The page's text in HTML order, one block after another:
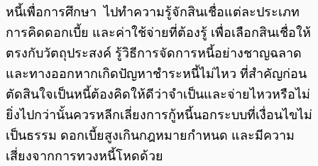
หนี้เพื่อการศึกษา ไปทำความรู้จักสินเชื่อแต่ละประเภท
การคิดดอกเบี้ย และค่าใช้จ่ายที่ต้องรู้ เพื่อเลือกสินเชื่อให้
ตรงกับวัตถุประสงค์ รู้วิธีการจัดการหนี้อย่างชาญฉลาด
และทางออกหากเกิดปัญหาชำระหนี้ไม่ไหว ที่สำคัญก่อน
ตัดสินใจเป็นหนี้ต้องคิดให้ดีว่าจำเป็นและจ่ายไหวหรือไม่
ยิ่งไปกว่านั้นควรหลีกเลี่ยงการกู้หนี้นอกระบบที่เงื่อนไขไม่
เป็นธรรม ดอกเบี้ยสูงเกินกฎหมายกำหนด และมีความ
เสี่ยงจากการทวงหนี้โหดด้วย